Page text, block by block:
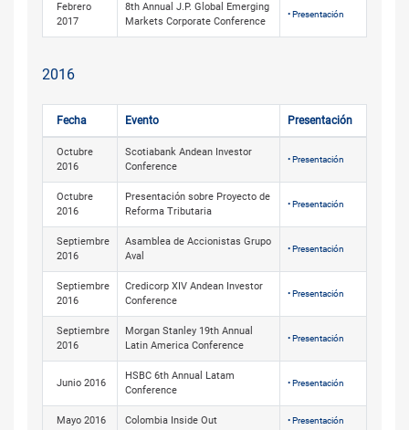
Febrero
2017
8th Annual J.P. Global Emerging
Markets Corporate Conference
• Presentación
2016
Fecha Evento Presentación
Octubre
2016
Scotiabank Andean Investor
Conference
• Presentación
Octubre
2016
Presentación sobre Proyecto de
Reforma Tributaria
• Presentación
Septiembre
2016
Asamblea de Accionistas Grupo
Aval
• Presentación
Septiembre
2016
Credicorp XIV Andean Investor
Conference
• Presentación
Septiembre
2016
Morgan Stanley 19th Annual
Latin America Conference
• Presentación
Junio 2016
HSBC 6th Annual Latam
Conference
• Presentación
Mayo 2016 Colombia Inside Out • Presentación